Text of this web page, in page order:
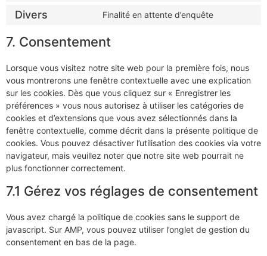
Divers Finalité en attente d’enquête
7. Consentement
Lorsque vous visitez notre site web pour la première fois, nous
vous montrerons une fenêtre contextuelle avec une explication
sur les cookies. Dès que vous cliquez sur « Enregistrer les
préférences » vous nous autorisez à utiliser les catégories de
cookies et d’extensions que vous avez sélectionnés dans la
fenêtre contextuelle, comme décrit dans la présente politique de
cookies. Vous pouvez désactiver l’utilisation des cookies via votre
navigateur, mais veuillez noter que notre site web pourrait ne
plus fonctionner correctement.
7.1 Gérez vos réglages de consentement
Vous avez chargé la politique de cookies sans le support de
javascript. Sur AMP, vous pouvez utiliser l’onglet de gestion du
consentement en bas de la page.